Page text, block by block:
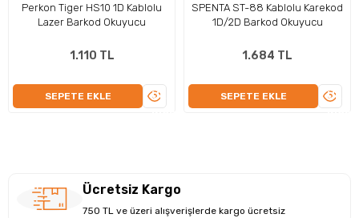
Perkon Tiger HS10 1D Kablolu
Lazer Barkod Okuyucu
1.110 TL
SEPETE EKLE
ÜRÜNÜ
SPENTA ST-88 Kablolu Karekod
1D/2D Barkod Okuyucu
1.684 TL
SEPETE EKLE
Ücretsiz Kargo
750 TL ve üzeri alışverişlerde kargo ücretsiz